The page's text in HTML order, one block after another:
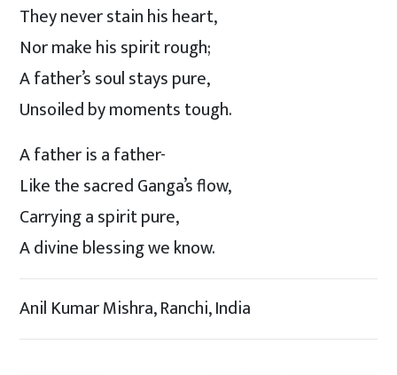
They never stain his heart,
Nor make his spirit rough;
A father’s soul stays pure,
Unsoiled by moments tough.
A father is a father-
Like the sacred Ganga’s flow,
Carrying a spirit pure,
A divine blessing we know.
Anil Kumar Mishra, Ranchi, India